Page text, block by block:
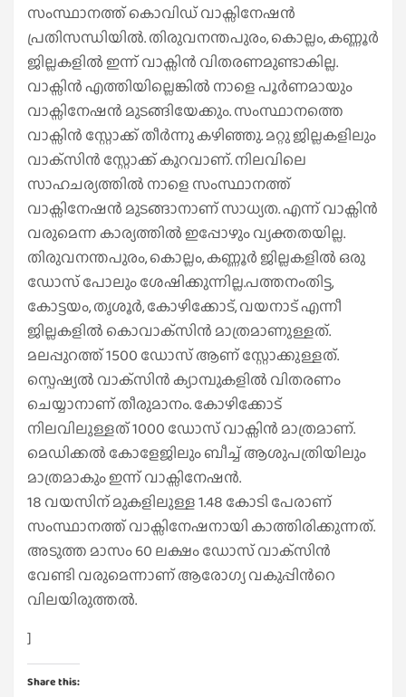
സംസ്ഥാനത്ത് കൊവിഡ് വാക്സിനേഷൻ
പ്രതിസന്ധിയിൽ. തിരുവനന്തപുരം, കൊല്ലം, കണ്ണൂർ
ജില്ലകളിൽ ഇന്ന് വാക്സിൻ വിതരണമുണ്ടാകില്ല.
വാക്സിൻ എത്തിയില്ലെങ്കിൽ നാളെ പൂർണമായും
വാക്സിനേഷൻ മുടങ്ങിയേക്കും. സംസ്ഥാനത്തെ
വാക്സിൻ സ്റ്റോക്ക് തീർന്നു കഴിഞ്ഞു. മറ്റു ജില്ലകളിലും
വാക്‌സിൻ സ്റ്റോക്ക് കുറവാണ്. നിലവിലെ
സാഹചര്യത്തിൽ നാളെ സംസ്ഥാനത്ത്
വാക്സിനേഷൻ മുടങ്ങാനാണ് സാധ്യത. എന്ന് വാക്സിൻ
വരുമെന്ന കാര്യത്തിൽ ഇപ്പോഴും വ്യക്തതയില്ല.
തിരുവനന്തപുരം, കൊല്ലം, കണ്ണൂർ ജില്ലകളിൽ ഒരു
ഡോസ് പോലും ശേഷിക്കുന്നില്ല.പത്തനംതിട്ട,
കോട്ടയം, തൃശൂര്‍, കോഴിക്കോട്, വയനാട് എന്നീ
ജില്ലകളില്‍ കൊവാക്‌സിന്‍ മാത്രമാണുള്ളത്.
മലപ്പുറത്ത് 1500 ഡോസ് ആണ് സ്റ്റോക്കുള്ളത്.
സ്പെഷ്യൽ വാക്‌സിൻ ക്യാമ്പുകളിൽ വിതരണം
ചെയ്യാനാണ് തീരുമാനം. കോഴിക്കോട്
നിലവിലുള്ളത് 1000 ഡോസ് വാക്സിന്‍ മാത്രമാണ്.
മെഡിക്കല്‍ കോളേജിലും ബീച്ച് ആശുപത്രിയിലും
മാത്രമാകും ഇന്ന് വാക്സിനേഷൻ.
18 വയസിന് മുകളിലുള്ള 1.48 കോടി പേരാണ്
സംസ്ഥാനത്ത് വാക്സിനേഷനായി കാത്തിരിക്കുന്നത്.
അടുത്ത മാസം 60 ലക്ഷം ഡോസ് വാക്‌സിന്‍
വേണ്ടി വരുമെന്നാണ് ആരോഗ്യ വകുപ്പിന്‍റെ
വിലയിരുത്തൽ.
]
Share this: